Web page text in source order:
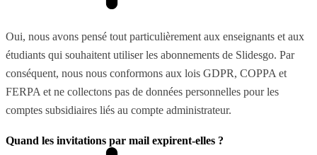
Oui, nous avons pensé tout particulièrement aux enseignants et aux
étudiants qui souhaitent utiliser les abonnements de Slidesgo. Par
conséquent, nous nous conformons aux lois GDPR, COPPA et
FERPA et ne collectons pas de données personnelles pour les
comptes subsidiaires liés au compte administrateur.
Quand les invitations par mail expirent-elles ?